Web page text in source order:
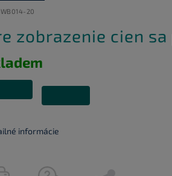
WB014-20
zobrazenie cien sa
informácie